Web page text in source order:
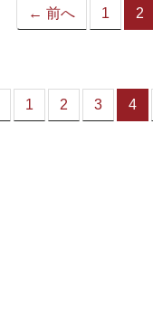
← 前へ 1 2
1 2 3 4